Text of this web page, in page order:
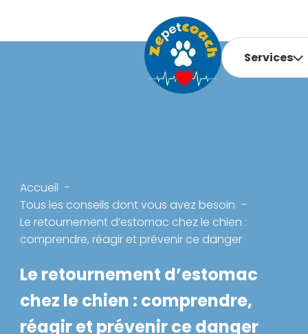
Services
Accueil
Tous les conseils dont vous avez besoin
Le retournement d’estomac chez le chien :
comprendre, réagir et prévenir ce danger
Le retournement d’estomac
chez le chien : comprendre,
réagir et prévenir ce danger